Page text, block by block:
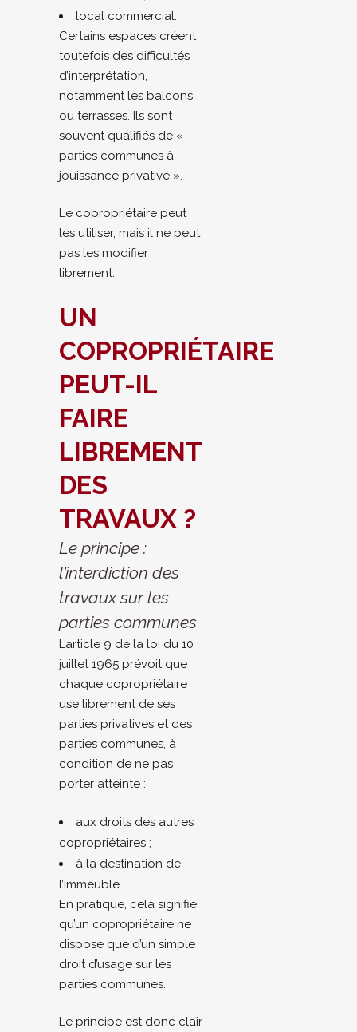
local commercial.
Certains espaces créent
toutefois des difficultés
d’interprétation,
notamment les balcons
ou terrasses. Ils sont
souvent qualifiés de «
parties communes à
jouissance privative ».
Le copropriétaire peut
les utiliser, mais il ne peut
pas les modifier
librement.
UN
COPROPRIÉTAIRE
PEUT-IL
FAIRE
LIBREMENT
DES
TRAVAUX ?
Le principe :
l’interdiction des
travaux sur les
parties communes
L’article 9 de la loi du 10
juillet 1965 prévoit que
chaque copropriétaire
use librement de ses
parties privatives et des
parties communes, à
condition de ne pas
porter atteinte :
aux droits des autres
copropriétaires ;
à la destination de
l’immeuble.
En pratique, cela signifie
qu’un copropriétaire ne
dispose que d’un simple
droit d’usage sur les
parties communes.
Le principe est donc clair